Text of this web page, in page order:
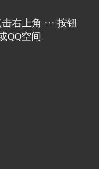
右上角 ··· 按钮
QQ空间